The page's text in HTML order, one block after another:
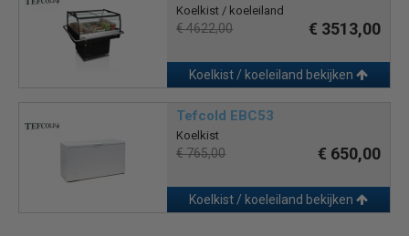
Koelkist / koeleiland
€ 4622,00 € 3513,00
Koelkist / koeleiland bekijken
Tefcold EBC53
Koelkist
€ 765,00 € 650,00
Koelkist / koeleiland bekijken